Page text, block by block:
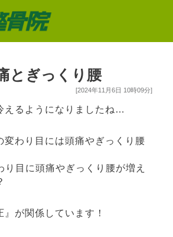
とぎっくり腰
[2024年11月6日 10時09分]
えるようになりましたね…
変わり目には頭痛やぎっくり腰
り目に頭痛やぎっくり腰が増え
』が関係しています！